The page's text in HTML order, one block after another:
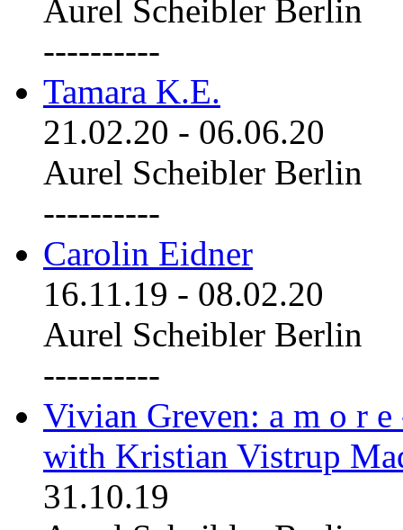
Aurel Scheibler Berlin
----------
Tamara K.E.
21.02.20 - 06.06.20
Aurel Scheibler Berlin
----------
Carolin Eidner
16.11.19 - 08.02.20
Aurel Scheibler Berlin
----------
Vivian Greven: a m o r
with Kristian Vistrup
31.10.19